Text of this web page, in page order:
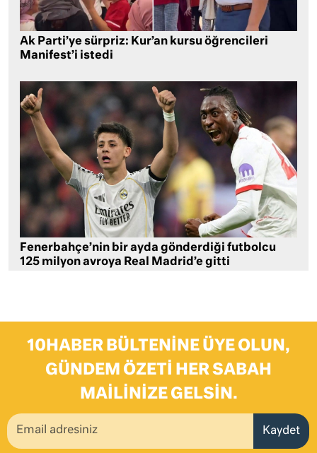
Ak Parti’ye sürpriz: Kur’an kursu öğrencileri
Manifest’i istedi
Fenerbahçe’nin bir ayda gönderdiği futbolcu
125 milyon avroya Real Madrid’e gitti
10HABER BÜLTENINE ÜYE OLUN,
GÜNDEM ÖZETI HER SABAH
MAILINIZE GELSIN.
Kaydet